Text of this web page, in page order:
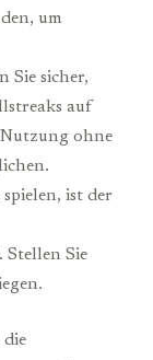
um
Sie sicher,
auf
Nutzung ohne
spielen, ist der
Stellen Sie
die